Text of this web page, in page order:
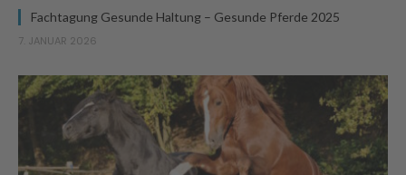
Fachtagung Gesunde Haltung – Gesunde Pferde 2025
7. JANUAR 2026